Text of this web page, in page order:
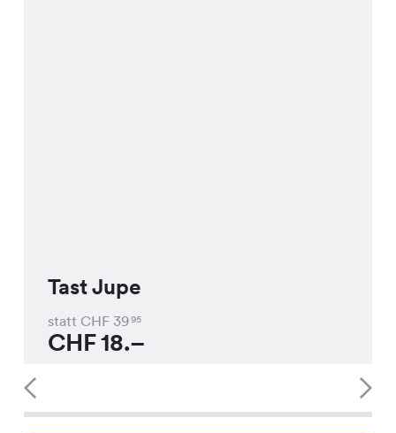
Tast Jupe
statt CHF 3995
CHF18.–